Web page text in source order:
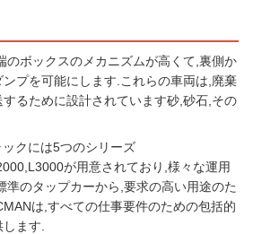
のボックスのメカニズムが高くて,裏側か
プを可能にします.これらの車両は,廃棄
るために設計されています砂,砂石,その
クには5つのシリーズ
が用意されており,様々な運用
準のタップカーから,要求の高い用途のた
は,すべての仕事要件のための包括的
ます.